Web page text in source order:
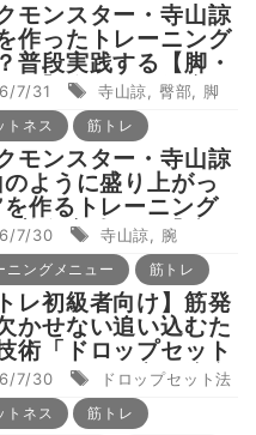
モンスター・寺山諒
作ったトレーニング
普段実践する【脚・
レ】全種目を徹底解
7/31 寺山諒 臀部 脚
トネス 筋トレ
モンスター・寺山諒
のように盛り上がっ
を作るトレーニング
普段実践する【腕ト
種目を徹底解説！
7/30 寺山諒 腕
ニングメニュー 筋トレ
トレ初級者向け】筋発
かせない追い込むた
術「ドロップセット
正しいやり方と注意
7/30 ドロップセット法
トネス 筋トレ